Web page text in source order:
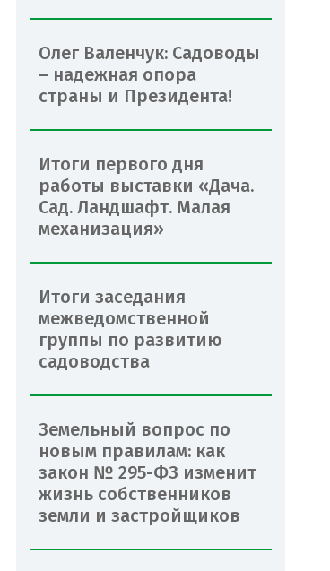
Олег Валенчук: Садоводы
– надежная опора
страны и Президента!
Итоги первого дня
работы выставки «Дача.
Сад. Ландшафт. Малая
механизация»
Итоги заседания
межведомственной
группы по развитию
садоводства
Земельный вопрос по
новым правилам: как
закон № 295-ФЗ изменит
жизнь собственников
земли и застройщиков